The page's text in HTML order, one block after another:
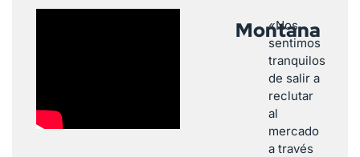
Montana
«Nos
sentimos
tranquilos
de salir a
reclutar
al
mercado
a través